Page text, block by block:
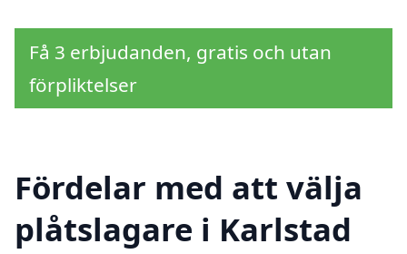
Få 3 erbjudanden, gratis och utan
förpliktelser
Fördelar med att välja
plåtslagare i Karlstad